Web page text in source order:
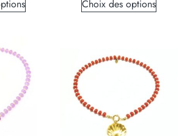
Choix des options